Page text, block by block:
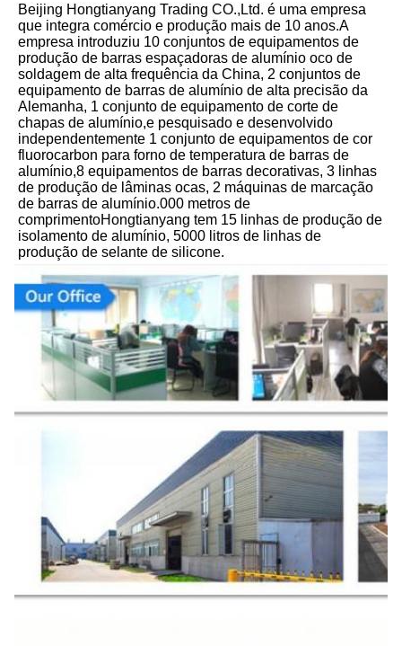
Beijing Hongtianyang Trading CO.,Ltd. é uma empresa
que integra comércio e produção mais de 10 anos.A
empresa introduziu 10 conjuntos de equipamentos de
produção de barras espaçadoras de alumínio oco de
soldagem de alta frequência da China, 2 conjuntos de
equipamento de barras de alumínio de alta precisão da
Alemanha, 1 conjunto de equipamento de corte de
chapas de alumínio,e pesquisado e desenvolvido
independentemente 1 conjunto de equipamentos de cor
fluorocarbon para forno de temperatura de barras de
alumínio,8 equipamentos de barras decorativas, 3 linhas
de produção de lâminas ocas, 2 máquinas de marcação
de barras de alumínio.000 metros de
comprimentoHongtianyang tem 15 linhas de produção de
isolamento de alumínio, 5000 litros de linhas de
produção de selante de silicone.